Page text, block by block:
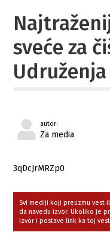
sveće za
Udruženja
autor:
Za media
3qDcJrMRZp0
Svi mediji koji preuzmu vest
da navedu izvor. Ukoliko je
izvor i postave link ka toj